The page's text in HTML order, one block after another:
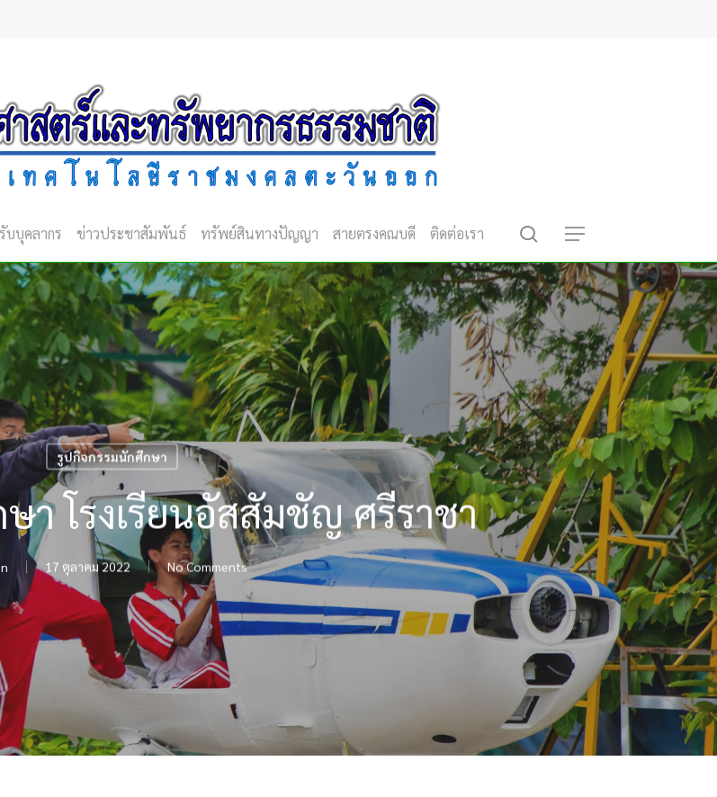
บบุคลากร ข่าวประชาสัมพันธ์ ทรัพย์สินทางปัญญา สายตรงคณบดี ติดต่อเรา search
Menu
รูปกิจกรรมนักศึกษา
า โรงเรียนอัสสัมชัญ ศรีราชา
17 ตุลาคม 2022 No Comments